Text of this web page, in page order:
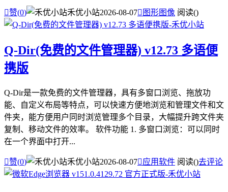
赞(0) 禾优小站2026-08-07 图形图像 阅读()
Q-Dir(免费的文件管理器) v12.73 多语便
携版
Q-Dir是一款免费的文件管理器，具有多窗口浏览、拖放功
能、自定义布局等特点，可以快速方便地浏览和管理文件和文
件夹，能方便用户同时浏览管理多个目录，大幅提升跨文件夹
复制、移动文件的效率。 软件功能 1. 多窗口浏览：可以同时
在一个界面中打开...
赞(0) 禾优小站2026-08-07应用软件 阅读()去评论